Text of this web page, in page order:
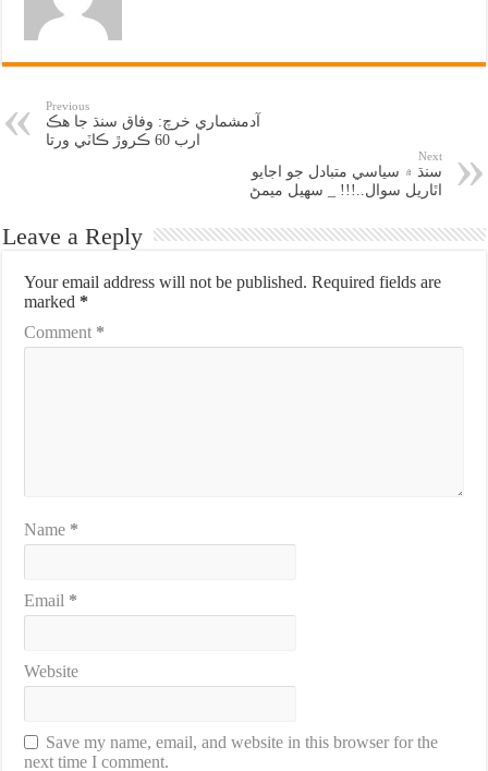
Previous
آدمشماري خرچ: وفاق سنڌ جا هڪ
ارب 60 ڪروڙ ڪاٽي ورتا
Next
سنڌ ۾ سياسي متبادل جو اجايو
اٿاريل سوال..!!! _ سهيل ميمڻ
Leave a Reply
Your email address will not be published. Required fields are
marked *
Comment *
Name *
Email *
Website
Save my name, email, and website in this browser for the
next time I comment.